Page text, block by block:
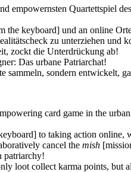
empowernsten Quartettspiel
the keyboard] und an online
zu unterziehen und
zockt die Unterdrückung ab!
Das urbane Patriarchat!
sondern entwickelt,
card game in the
to taking action online,
cancel the mish
patriarchy!
loot collect karma points, but